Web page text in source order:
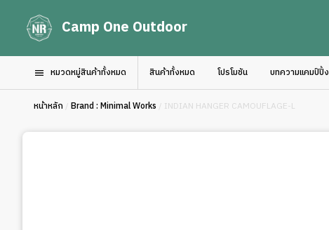
Camp One Outdoor
หมวดหมู่สินค้าทั้งหมด สินค้าทั้งหมด โปรโมชัน บทความแคมป์ปิ้ง
หน้าหลัก / Brand : Minimal Works / INDIAN HANGER CAMOUFLAGE-L